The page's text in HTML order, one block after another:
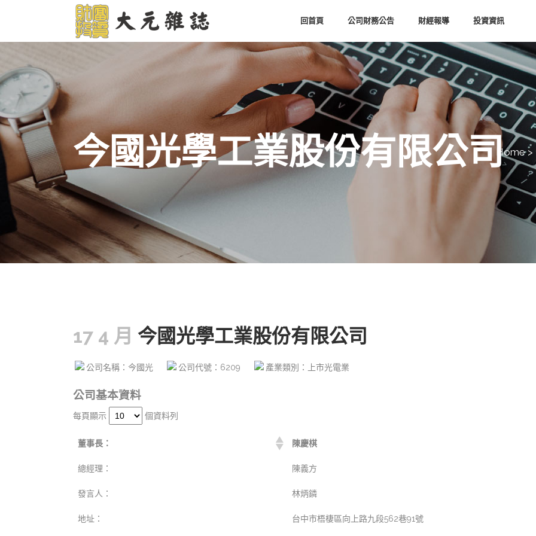
回首頁 公司財務公告 財經報導 投資資訊
今國光學工業股份有限公司Home>
17 4 月 今國光學工業股份有限公司
公司名稱：今國光 公司代號：6209 產業類別：上市光電業
公司基本資料
每頁顯示 個資料列
董事長： 陳慶棋
總經理： 陳義方
發言人： 林炳鏻
地址： 台中市梧棲區向上路九段562巷91號